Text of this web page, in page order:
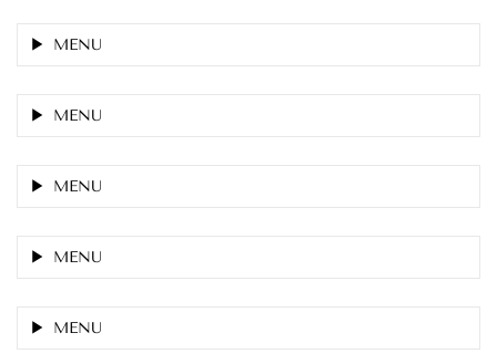
MENU
MENU
MENU
MENU
MENU